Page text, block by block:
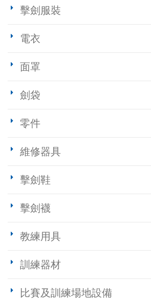
擊劍服裝
電衣
面罩
劍袋
零件
維修器具
擊劍鞋
擊劍襪
教練用具
訓練器材
比賽及訓練場地設備